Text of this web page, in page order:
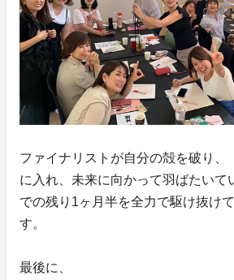
ファイナリストが自分の殻を破り、
に入れ、未来に向かって羽ばたいて
での残り1ヶ月半を全力で駆け抜け
す。
最後に、